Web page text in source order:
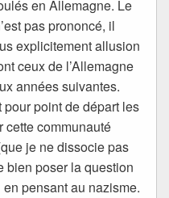
en Allemagne. Le
pas prononcé, il
explicitement allusion
ceux de l’Allemagne
années suivantes.
point de départ les
cette communauté
je ne dissocie pas
bien poser la question
pensant au nazisme.